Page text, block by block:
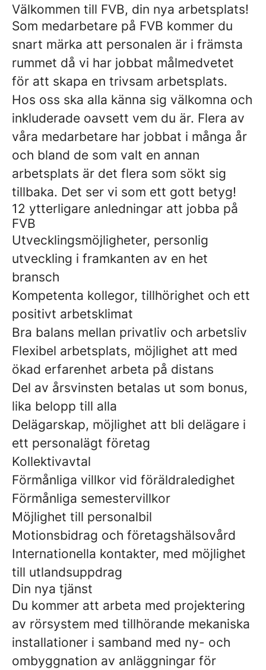
Välkommen till FVB, din nya arbetsplats!
Som medarbetare på FVB kommer du
snart märka att personalen är i främsta
rummet då vi har jobbat målmedvetet
för att skapa en trivsam arbetsplats.
Hos oss ska alla känna sig välkomna och
inkluderade oavsett vem du är. Flera av
våra medarbetare har jobbat i många år
och bland de som valt en annan
arbetsplats är det flera som sökt sig
tillbaka. Det ser vi som ett gott betyg!
12 ytterligare anledningar att jobba på
FVB
Utvecklingsmöjligheter, personlig
utveckling i framkanten av en het
bransch
Kompetenta kollegor, tillhörighet och ett
positivt arbetsklimat
Bra balans mellan privatliv och arbetsliv
Flexibel arbetsplats, möjlighet att med
ökad erfarenhet arbeta på distans
Del av årsvinsten betalas ut som bonus,
lika belopp till alla
Delägarskap, möjlighet att bli delägare i
ett personalägt företag
Kollektivavtal
Förmånliga villkor vid föräldraledighet
Förmånliga semestervillkor
Möjlighet till personalbil
Motionsbidrag och företagshälsovård
Internationella kontakter, med möjlighet
till utlandsuppdrag
Din nya tjänst
Du kommer att arbeta med projektering
av rörsystem med tillhörande mekaniska
installationer i samband med ny- och
ombyggnation av anläggningar för